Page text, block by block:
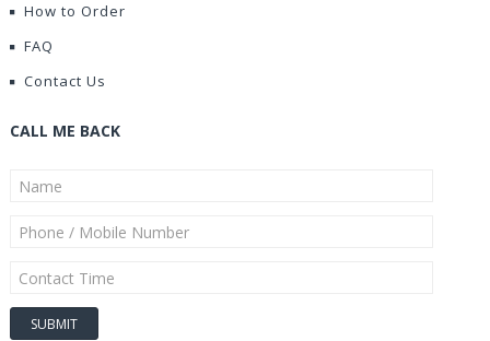
How to Order
FAQ
Contact Us
CALL ME BACK